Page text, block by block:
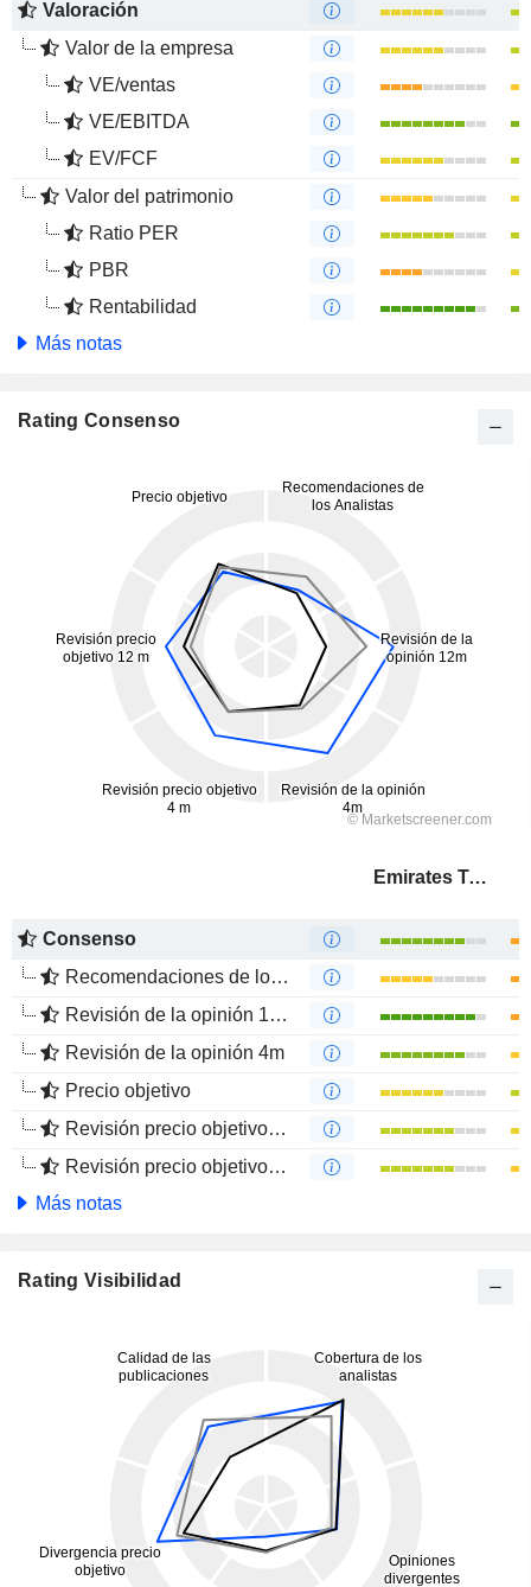
Valoración
Valor de la empresa
VE/ventas
VE/EBITDA
EV/FCF
Valor del patrimonio
Ratio PER
PBR
Rentabilidad
Más notas
Rating Consenso
Emirates Telecommunications Group Company
Consenso
Recomendaciones de los Analistas
Revisión de la opinión 12m
Revisión de la opinión 4m
Precio objetivo
Revisión precio objetivo 12 m
Revisión precio objetivo 4 m
Más notas
Rating Visibilidad